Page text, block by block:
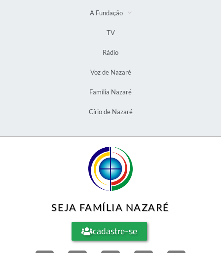
A Fundação
TV
Rádio
Voz de Nazaré
Família Nazaré
Círio de Nazaré
SEJA FAMÍLIA NAZARÉ
cadastre-se